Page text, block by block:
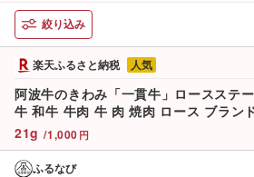
絞り込み
21g /1,000 円
楽天ふるさと納税
阿波牛のきわみ「一貫牛」ロースステ
牛 和牛 牛肉 牛 肉 焼肉 ロース ブラン
にく 人気 冷凍 送料無料 贈答 プレゼ
記念日 パーティ
人気
ふるなび